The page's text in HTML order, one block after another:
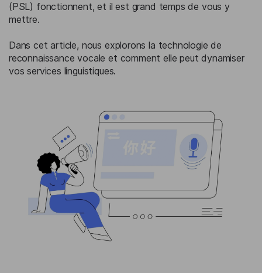
(PSL) fonctionnent, et il est grand temps de vous y
mettre.
Dans cet article, nous explorons la technologie de
reconnaissance vocale et comment elle peut dynamiser
vos services linguistiques.